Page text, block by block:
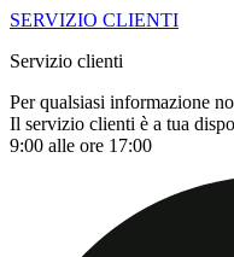
SERVIZIO CLIENTI
Servizio clienti
Per qualsiasi informazione
Il servizio clienti è a tua
9:00 alle ore 17:00